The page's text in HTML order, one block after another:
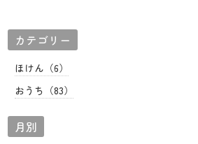
カテゴリー
ほけん（6）
おうち（83）
月別